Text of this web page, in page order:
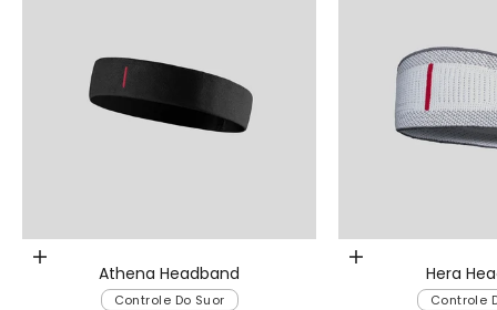
Escolher opções
Athena Headband
Controle Do Suor
Escolher opções
Hera
Controle